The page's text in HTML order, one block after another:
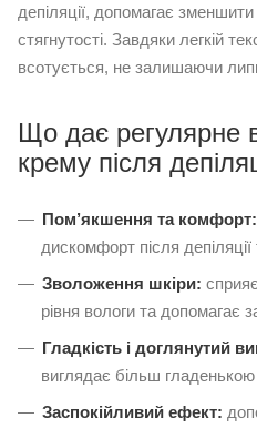
депіляції, допомагає зменшити
стягнутості. Завдяки легкій
всотується, не залишаючи
Що дає регулярне
крему після
Пом’якшення та комфорт:
дискомфорт після депіляції
Зволоження шкіри:
рівня вологи та допомагає
Гладкість і доглянутий
виглядає більш
Заспокійливий ефект: